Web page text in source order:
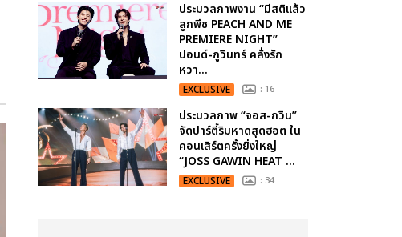
ประมวลภาพงาน “มีสติแล้ว
ลูกพีช PEACH AND ME
PREMIERE NIGHT”
ปอนด์-ภูวินทร์ คลั่งรัก
หวา...
EXCLUSIVE : 16
ประมวลภาพ “จอส-กวิน”
จัดปาร์ตี้ริมหาดสุดฮอต ใน
คอนเสิร์ตครั้งยิ่งใหญ่
“JOSS GAWIN HEAT ...
EXCLUSIVE : 34